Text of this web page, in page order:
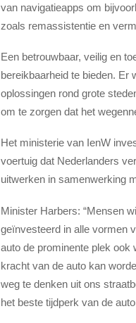
van navigatieapps om
zoals remassistentie en
Een betrouwbaar, veilig en
bereikbaarheid te bieden.
oplossingen rond grote
om te zorgen dat het
Het ministerie van IenW
voertuig dat Nederlanders
uitwerken in samenwerking
Minister Harbers: “Mensen
geïnvesteerd in alle vormen
auto de prominente plek ook
kracht van de auto kan
weg te denken uit ons
het beste tijdperk van de